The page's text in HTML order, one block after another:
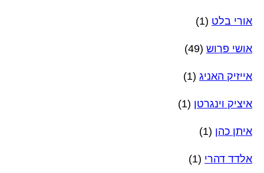
אורי בלט (1)
אושי פרוש (49)
אייזיק האניג (1)
איציק וינגרטן (1)
איתן כהן (1)
אלדד דהרי (1)